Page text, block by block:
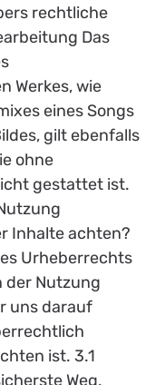
rechtliche
Das
Werkes, wie
eines Songs
gilt ebenfalls
ohne
gestattet ist.
Inhalte achten?
Urheberrechts
der Nutzung
uns darauf
ist. 3.1
Weg,